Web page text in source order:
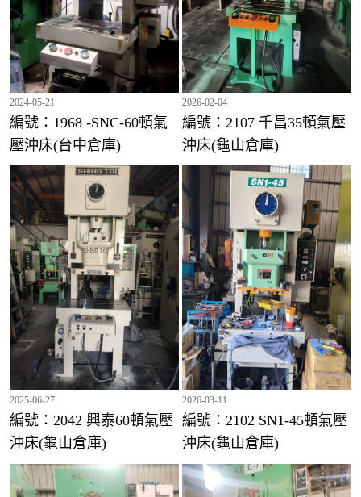
編號：2043 興泰110頓氣壓沖床(龜山倉庫)
編號：2075 千昌35頓氣壓沖床(龜山倉庫)
2024-05-21
編號：1968 -SNC-60頓氣
壓沖床(台中倉庫)
2026-02-04
編號：2107 千昌35頓氣壓
沖床(龜山倉庫)
2025-06-27
編號：2042 興泰60頓氣壓
沖床(龜山倉庫)
2026-03-11
編號：2102 SN1-45頓氣壓
沖床(龜山倉庫)